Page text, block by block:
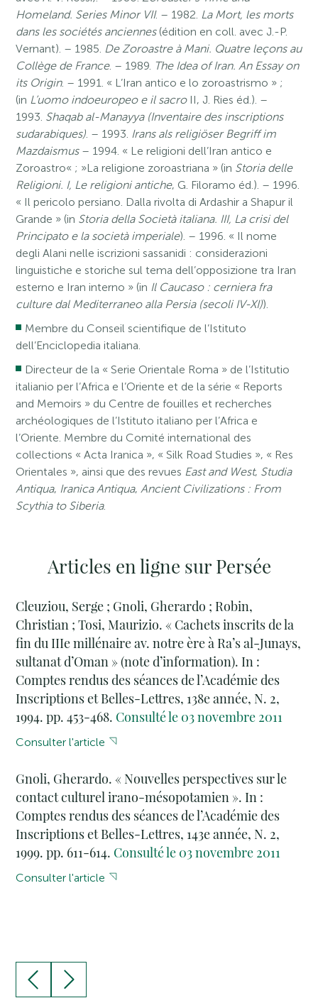
Homeland. Series Minor VII. – 1982. La Mort, les morts
dans les sociétés anciennes(édition en coll. avec J.-P.
Vernant). – 1985. De Zoroastre à Mani. Quatre leçons au
Collège de France. – 1989. The Idea of Iran. An Essay on
its Origin. – 1991. « L’Iran antico e lo zoroastrismo » ;
(in L’uomo indoeuropeo e il sacroII, J. Ries éd.). –
1993. Shaqab al-Manayya (Inventaire des inscriptions
sudarabiques). – 1993. Irans als religiöser Begriff im
Mazdaismus– 1994. « Le religioni dell’Iran antico e
Zoroastro« ; »La religione zoroastriana » (in Storia delle
Religioni. I, Le religioni antiche, G. Filoramo éd.). – 1996.
« Il pericolo persiano. Dalla rivolta di Ardashir a Shapur il
Grande » (in Storia della Società italiana. III, La crisi del
Principato e la società imperiale). – 1996. « Il nome
degli Alani nelle iscrizioni sassanidi : considerazioni
linguistiche e storiche sul tema dell’opposizione tra Iran
esterno e Iran interno » (in Il Caucaso : cerniera fra
culture dal Mediterraneo alla Persia (secoli IV-XI)).
Membre du Conseil scientifique de l’Istituto
dell’Enciclopedia italiana.
Directeur de la « Serie Orientale Roma » de l’Istitutio
italianio per l’Africa e l’Oriente et de la série « Reports
and Memoirs » du Centre de fouilles et recherches
archéologiques de l’Istituto italiano per l’Africa e
l’Oriente. Membre du Comité international des
collections « Acta Iranica », « Silk Road Studies », « Res
Orientales », ainsi que des revues East and West, Studia
Antiqua, Iranica Antiqua,Ancient Civilizations : From
Scythia to Siberia.
Articles en ligne sur Persée
Cleuziou, Serge ; Gnoli, Gherardo ; Robin,
Christian ; Tosi, Maurizio. « Cachets inscrits de la
fin du IIIe millénaire av. notre ère à Ra’s al-Junays,
sultanat d’Oman » (note d’information). In :
Comptes rendus des séances de l’Académie des
Inscriptions et Belles-Lettres, 138e année, N. 2,
1994. pp. 453-468. Consulté le 03 novembre 2011
Consulter l'article
Gnoli, Gherardo. « Nouvelles perspectives sur le
contact culturel irano-mésopotamien ». In :
Comptes rendus des séances de l’Académie des
Inscriptions et Belles-Lettres, 143e année, N. 2,
1999. pp. 611-614. Consulté le 03 novembre 2011
Consulter l'article